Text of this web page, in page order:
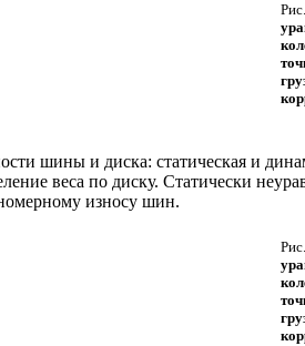
шины и диска: статическая и
веса по диску. Статически
износу шин.